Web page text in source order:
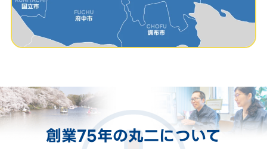
創業75年の丸二について